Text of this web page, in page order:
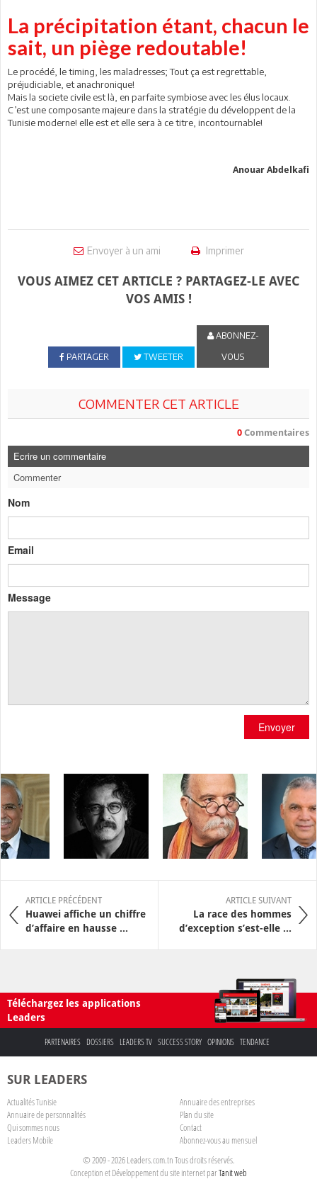
La précipitation étant, chacun le
sait, un piège redoutable!
Le procédé, le timing, les maladresses; Tout ça est regrettable,
préjudiciable, et anachronique!
Mais la societe civile est là, en parfaite symbiose avec les élus locaux.
C’est une composante majeure dans la stratégie du développent de la
Tunisie moderne! elle est et elle sera à ce titre, incontournable!
Anouar Abdelkafi
Envoyer à un ami Imprimer
VOUS AIMEZ CET ARTICLE ? PARTAGEZ-LE AVEC
VOS AMIS !
PARTAGER TWEETER
ABONNEZ-
VOUS
COMMENTER CET ARTICLE
0 Commentaires
Ecrire un commentaire
Commenter
Nom
Email
Message
Envoyer
ARTICLE PRÉCÉDENT
Huawei affiche un chiffre
d’affaire en hausse ...
ARTICLE SUIVANT
La race des hommes
d’exception s’est-elle ...
Téléchargez les applications
Leaders
PARTENAIRES DOSSIERS LEADERS TV SUCCESS STORY OPINIONS TENDANCE
SUR LEADERS
Actualités Tunisie
Annuaire des entreprises
Annuaire de personnalités
Plan du site
Qui sommes nous
Contact
Leaders Mobile
Abonnez-vous au mensuel
© 2009 - 2026 Leaders.com.tn Tous droits réservés.
Conception et Développement du site internet parTanit web